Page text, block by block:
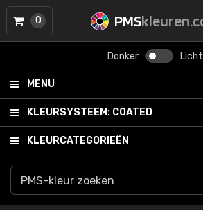
PMS
Donker Licht
MENU
KLEURSYSTEEM: COATED
KLEURCATEGORIEËN
0